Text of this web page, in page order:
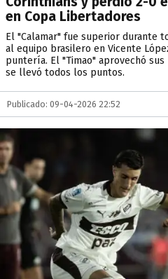
en Copa Libertadores
El "Calamar" fue superior durante
al equipo brasilero en Vicente
puntería. El "Timao" aprovechó
se llevó todos los puntos.
Publicado: 09-04-2026 22:52